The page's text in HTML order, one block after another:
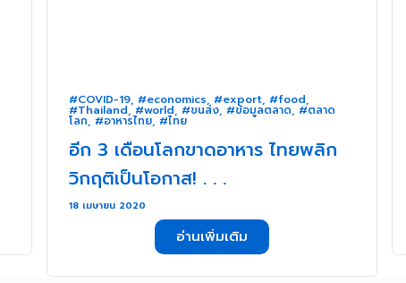
#COVID-19, #economics, #export, #food,
#Thailand,#world, #ขนส่ง, #ข้อมูลตลาด, #ตลาด
โลก, #อาหารไทย, #ไทย
อีก 3 เดือนโลกขาดอาหาร ไทยพลิก
วิกฤติเป็นโอกาส! . . .
18 เมษายน 2020
อ่านเพิ่มเติม